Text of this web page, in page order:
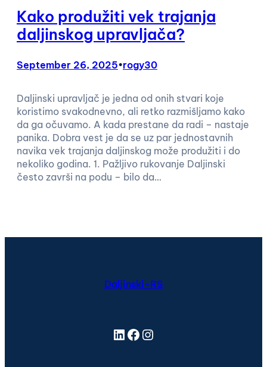
Kako produžiti vek trajanja
daljinskog upravljača?
September 26, 2025•rogy30
Daljinski upravljač je jedna od onih stvari koje
koristimo svakodnevno, ali retko razmišljamo kako
da ga očuvamo. A kada prestane da radi – nastaje
panika. Dobra vest je da se uz par jednostavnih
navika vek trajanja daljinskog može produžiti i do
nekoliko godina. 1. Pažljivo rukovanje Daljinski
često završi na podu – bilo da…
Daljinski-RS
LinkedIn Facebook Instagram